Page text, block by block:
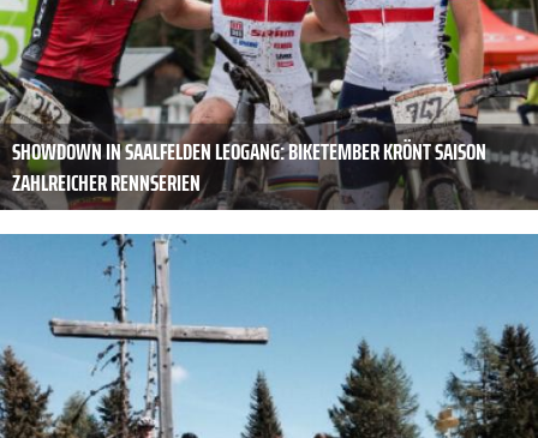
SHOWDOWN IN SAALFELDEN LEOGANG: BIKETEMBER KRÖNT SAISON
ZAHLREICHER RENNSERIEN